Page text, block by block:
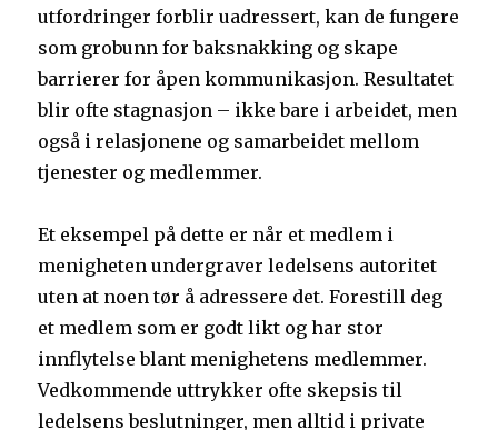
utfordringer forblir uadressert, kan de fungere
som grobunn for baksnakking og skape
barrierer for åpen kommunikasjon. Resultatet
blir ofte stagnasjon – ikke bare i arbeidet, men
også i relasjonene og samarbeidet mellom
tjenester og medlemmer.
Et eksempel på dette er når et medlem i
menigheten undergraver ledelsens autoritet
uten at noen tør å adressere det. Forestill deg
et medlem som er godt likt og har stor
innflytelse blant menighetens medlemmer.
Vedkommende uttrykker ofte skepsis til
ledelsens beslutninger, men alltid i private